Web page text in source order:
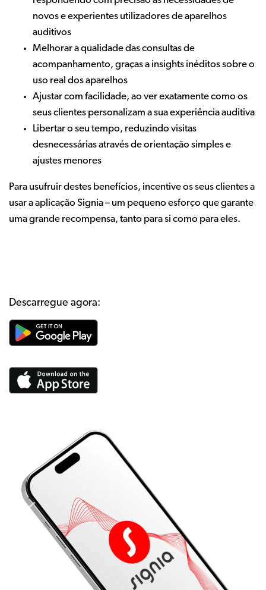
novos e experientes utilizadores de aparelhos
auditivos
Melhorar a qualidade das consultas de
acompanhamento, graças a insights inéditos sobre o
uso real dos aparelhos
Ajustar com facilidade, ao ver exatamente como os
seus clientes personalizam a sua experiência auditiva
Libertar o seu tempo, reduzindo visitas
desnecessárias através de orientação simples e
ajustes menores
Para usufruir destes benefícios, incentive os seus clientes a
usar a aplicação Signia – um pequeno esforço que garante
uma grande recompensa, tanto para si como para eles.
Descarregue agora: